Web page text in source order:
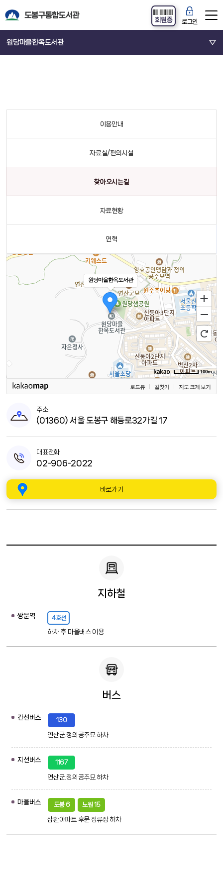
로그인
회원증
원당마을한옥도서관
이용안내
자료실/편의시설
찾아오시는길
자료현황
연혁
원당마을한옥도서관
100m
로드뷰 길찾기 지도 크게 보기
주소
(01360) 서울 도봉구 해등로32가길 17
대표전화
02-906-2022
바로가기
지하철
쌍문역 4호선
하차 후 마을버스 이용
버스
간선버스 130
연산군.정의공주묘 하차
지선버스 1167
연산군.정의공주묘 하차
마을버스 도봉 6 노원 15
삼환아파트 후문 정류장 하차